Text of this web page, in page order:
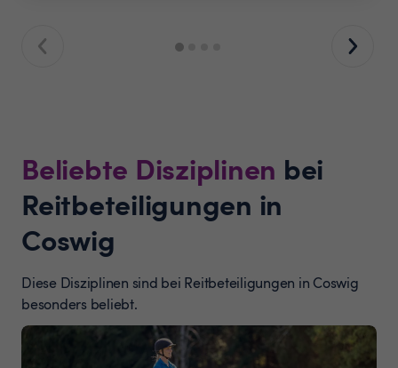
Beliebte Disziplinen bei
Reitbeteiligungen in
Coswig
Diese Disziplinen sind bei Reitbeteiligungen in Coswig
besonders beliebt.